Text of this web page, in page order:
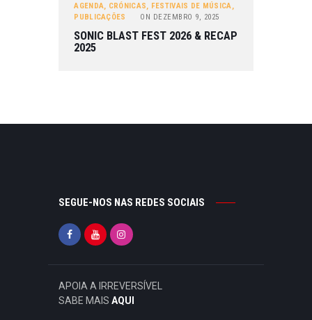
AGENDA, CRÓNICAS, FESTIVAIS DE MÚSICA,
PUBLICAÇÕES
ON DEZEMBRO 9, 2025
SONIC BLAST FEST 2026 & RECAP
2025
SEGUE-NOS NAS REDES SOCIAIS
APOIA A IRREVERSÍVEL
SABE MAIS AQUI